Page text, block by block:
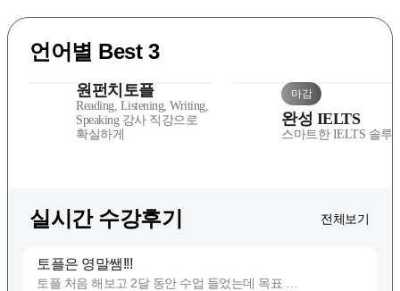
언어별 Best 3
원펀치토플
Reading, Listening, Writing,
Speaking 강사 직강으로
확실하게
마감
완성 IELTS
스마트한 IELTS 솔루
실시간 수강후기 전체보기
토플은 영말쌤!!!
토플 처음 해보고 2달 동안 수업 들었는데 목표 점